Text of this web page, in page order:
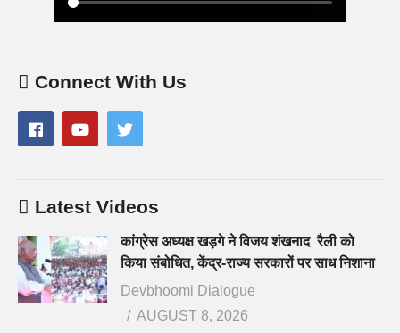
Connect With Us
Latest Videos
कांग्रेस अध्यक्ष खड़गे ने विजय शंखनाद रैली को
किया संबोधित, केंद्र-राज्य सरकारों पर साध निशाना
Devbhoomi Dialogue
AUGUST 8, 2026